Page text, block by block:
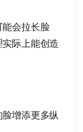
会拉长脸
际上能创造
增添更多纵